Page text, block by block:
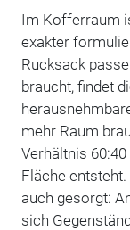
Im Kofferraum
exakter
Rucksack
braucht, findet
mehr Raum
Verhältnis
Fläche
auch gesorgt:
sich